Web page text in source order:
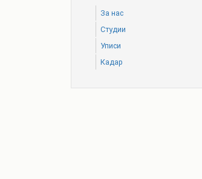
За нас
Студии
Уписи
Кадар